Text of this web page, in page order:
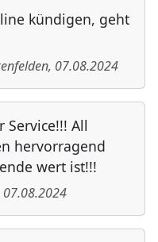
kündigen, geht
, 07.08.2024
All
hervorragend
wert ist!!!
07.08.2024